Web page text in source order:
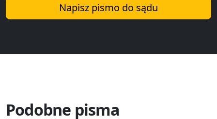
Napisz pismo do sądu
Podobne pisma